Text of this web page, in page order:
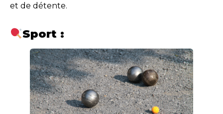
et de détente.
Sport :